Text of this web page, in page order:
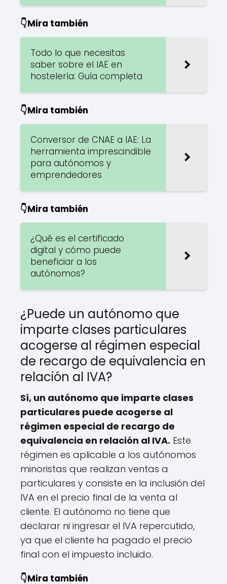
👇Mira también
Todo lo que necesitas
saber sobre el IAE en
hostelería: Guía completa
👇Mira también
Conversor de CNAE a IAE: La
herramienta imprescindible
para autónomos y
emprendedores
👇Mira también
¿Qué es el certificado
digital y cómo puede
beneficiar a los
autónomos?
¿Puede un autónomo que
imparte clases particulares
acogerse al régimen especial
de recargo de equivalencia en
relación al IVA?
Sí, un autónomo que imparte clases
particulares puede acogerse al
régimen especial de recargo de
equivalencia en relación al IVA. Este
régimen es aplicable a los autónomos
minoristas que realizan ventas a
particulares y consiste en la inclusión del
IVA en el precio final de la venta al
cliente. El autónomo no tiene que
declarar ni ingresar el IVA repercutido,
ya que el cliente ha pagado el precio
final con el impuesto incluido.
👇Mira también